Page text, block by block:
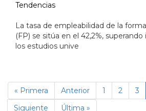
Tendencias
La tasa de empleabilidad de la
(FP) se sitúa en el 42,2%,
los estudios unive
Paginación
Primera
página
« Primera
Página
anterior
Anterior Página
1 Página
2 3
Siguiente
Siguiente
Última
Última »